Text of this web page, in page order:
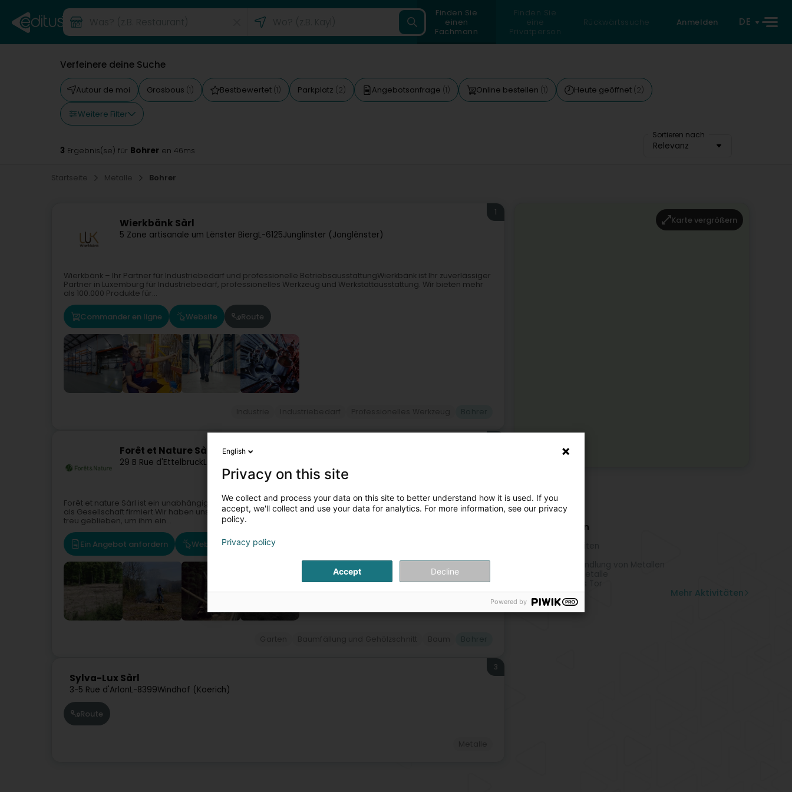
Finden Sie
einen
Fachmann
Finden Sie
eine
Privatperson
Rückwärtssuche Anmelden DE
Verfeinere deine Suche
Autour de moi Grosbous (1) Bestbewertet (1) Parkplatz (2) Angebotsanfrage (1) Online bestellen (1) Heute geöffnet (2)
Weitere Filter
Sortieren nach
Relevanz
3 Ergebnis(se) für Bohrer en 46ms
Startseite Metalle Bohrer
Wierkbänk Sàrl
5 Zone artisanale um Lënster BiergL-6125Junglinster (Jonglënster)
1
Wierkbänk – Ihr Partner für Industriebedarf und professionelle BetriebsausstattungWierkbänk ist Ihr zuverlässiger
Partner in Luxemburg für Industriebedarf, professionelles Werkzeug und Werkstattausstattung. Wir bieten mehr
als 100.000 Produkte für...
Commander en ligne Website Route
Forêt et Nature Sàrl
29 B Rue d'EttelbruckL-9154
Forêt et nature Sàrl ist ein unabhängiges Unternehmen, das 1992 gegründet zu Grosbous wurde und seit 2004
als Gesellschaft firmiert.Wir haben unser Unternehmen stetig weiterentwickelt und sind unseren Überzeugungen
treu geblieben, um ihm ein...
Ein Angebot anfordern Website Route
Sylva-Lux Sàrl
3-5 Rue d'ArlonL-8399Windhof (Koerich)
3
Route
Karte vergrößern
Bohrer in Windhof
Mehr Aktivitäten
Mehr Aktivitäten
English
Privacy on this site
We collect and process your data on this site to better understand how it is used. If you
accept, we'll collect and use your data for analytics. For more information, see our privacy
policy.
Privacy policy
Accept Decline
Powered by